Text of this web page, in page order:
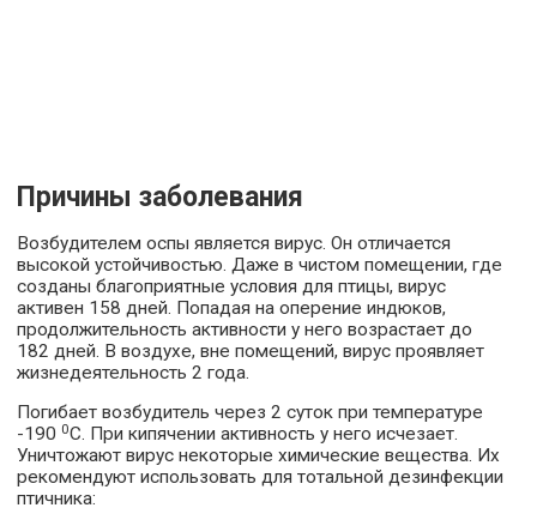
Причины заболевания
Возбудителем оспы является вирус. Он отличается
высокой устойчивостью. Даже в чистом помещении, где
созданы благоприятные условия для птицы, вирус
активен 158 дней. Попадая на оперение индюков,
продолжительность активности у него возрастает до
182 дней. В воздухе, вне помещений, вирус проявляет
жизнедеятельность 2 года.
Погибает возбудитель через 2 суток при температуре
-190 0С. При кипячении активность у него исчезает.
Уничтожают вирус некоторые химические вещества. Их
рекомендуют использовать для тотальной дезинфекции
птичника: